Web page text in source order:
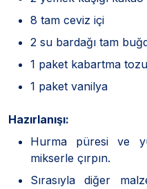
8 tam ceviz içi
2 su bardağı tam
1 paket kabartma tozu
1 paket vanilya
Hazırlanışı:
Hurma püresi ve
mikserle çırpın.
Sırasıyla diğer